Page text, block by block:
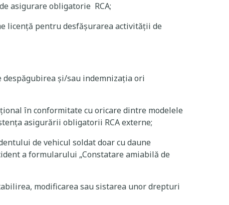
asigurare obligatorie RCA;
licenţă pentru desfăşurarea activităţii de
despăgubirea și/sau indemnizația ori
în conformitate cu oricare dintre modelele
asigurării obligatorii RCA externe;
de vehicul soldat doar cu daune
a formularului „Constatare amiabilă de
modificarea sau sistarea unor drepturi